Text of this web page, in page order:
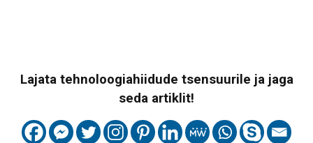
Lajata tehnoloogiahiidude tsensuurile ja jaga
seda artiklit!